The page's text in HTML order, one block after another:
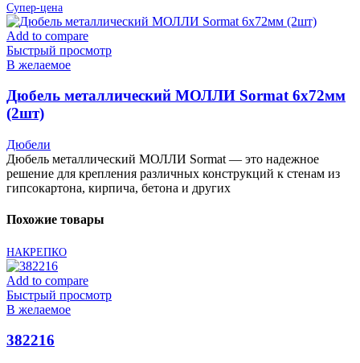
Супер-цена
Add to compare
Быстрый просмотр
В желаемое
Дюбель металлический МОЛЛИ Sormat 6х72мм
(2шт)
Дюбели
Дюбель металлический МОЛЛИ Sormat — это надежное
решение для крепления различных конструкций к стенам из
гипсокартона, кирпича, бетона и других
Похожие товары
НАКРЕПКО
Add to compare
Быстрый просмотр
В желаемое
382216